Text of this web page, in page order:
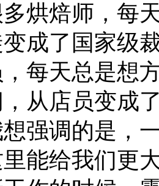
烘焙师，每
变成了国家级
每天总是想
，从店员变成
强调的是，
里能给我们更